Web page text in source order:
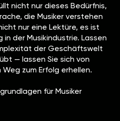
nicht nur dieses Bedürfnis,
die Musiker verstehen
nur eine Lektüre, es ist
in der Musikindustrie. Lassen
der Geschäftswelt
— lassen Sie sich von
zum Erfolg erhellen.
für Musiker